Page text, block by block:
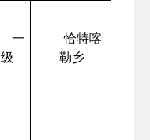
一
级
恰特喀
勒乡